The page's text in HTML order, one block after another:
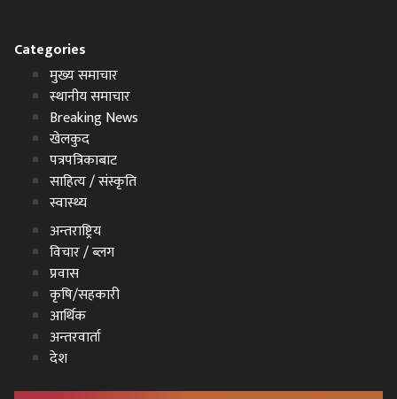
Categories
मुख्य समाचार
स्थानीय समाचार
Breaking News
खेलकुद
पत्रपत्रिकाबाट
साहित्य / संस्कृति
स्वास्थ्य
अन्तराष्ट्रिय
विचार / ब्लग
प्रवास
कृषि/सहकारी
आर्थिक
अन्तरवार्ता
देश